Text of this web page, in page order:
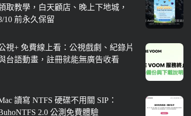
取教學，白天顧店、晚上下地城，
10 前永久保留
視+ 免費線上看：公視戲劇、紀錄片
台語動畫，註冊就能無廣告收看
讀寫 NTFS 硬碟不用關 SIP：
2.0 公測免費體驗